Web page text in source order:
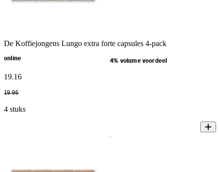
De Koffiejongens Lungo extra forte capsules 4-pack
online 4% volume voordeel
19.16
19.96
4 stuks